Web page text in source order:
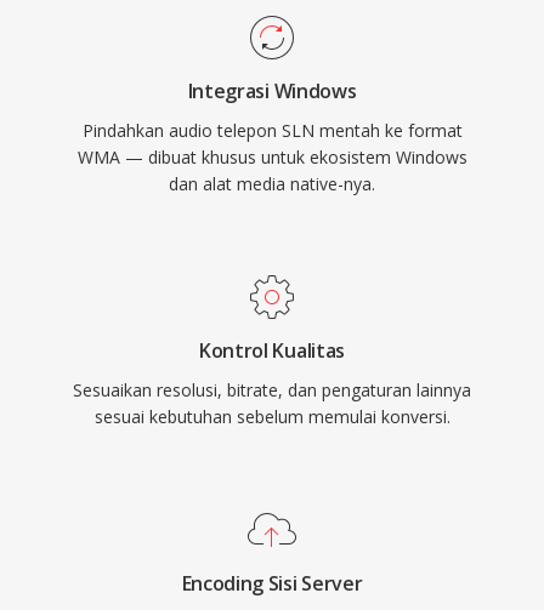
Encoding dan decoding ditangani secara native
oleh Windows, tidak memerlukan perangkat
lunak pihak ketiga untuk pemutaran di mesin
Windows mana pun. Dukungan lintas platform
telah meningkat melalui pustaka seperti
FFmpeg dan GStreamer, meskipun WMA tetap
Format ini masih muncul dalam pustaka media
streaming dan penggunaan portabel.
Integrasi Windows
Pindahkan audio telepon SLN mentah ke format
WMA — dibuat khusus untuk ekosistem Windows
dan alat media native-nya.
Kontrol Kualitas
Sesuaikan resolusi, bitrate, dan pengaturan lainnya
sesuai kebutuhan sebelum memulai konversi.
Encoding Sisi Server